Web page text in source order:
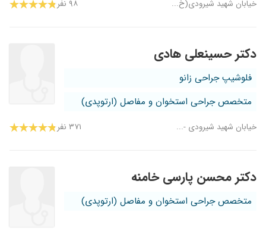
خیابان شهید شیرودی(خ... ۹۸ نفر
دکتر حسینعلی هادی
فلوشیپ جراحی زانو
متخصص جراحی استخوان و مفاصل (ارتوپدی)
خیابان شهید شیرودی -... ۳۷۱ نفر
دکتر محسن پارسی خامنه
متخصص جراحی استخوان و مفاصل (ارتوپدی)